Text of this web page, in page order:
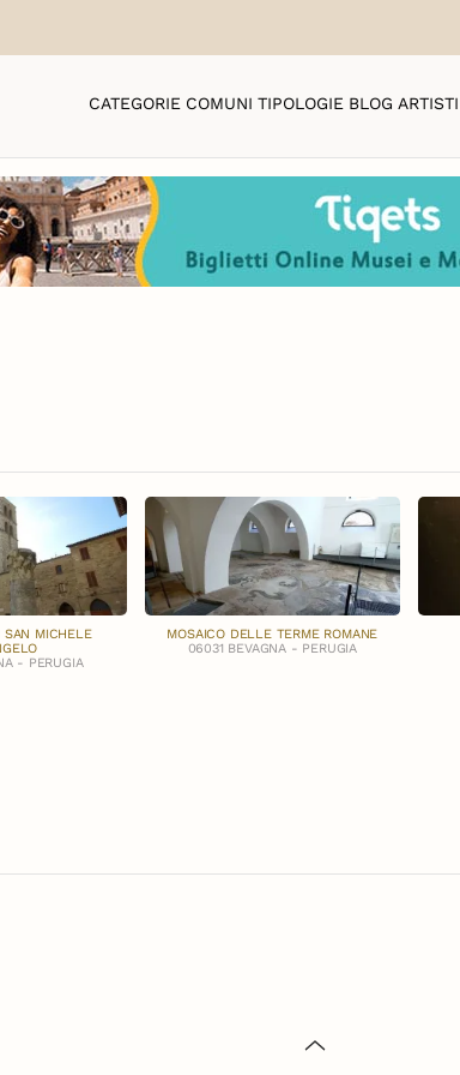
CATEGORIE COMUNI TIPOLOGIE BLOG ARTISTI
SAN MICHELE
- PERUGIA
MOSAICO DELLE TERME ROMANE
06031 BEVAGNA - PERUGIA